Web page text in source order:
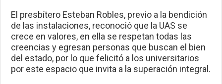
El presbítero Esteban Robles, previo a la bendición
de las instalaciones, reconoció que la UAS se
crece en valores, en ella se respetan todas las
creencias y egresan personas que buscan el bien
del estado, por lo que felicitó a los universitarios
por este espacio que invita a la superación integral.